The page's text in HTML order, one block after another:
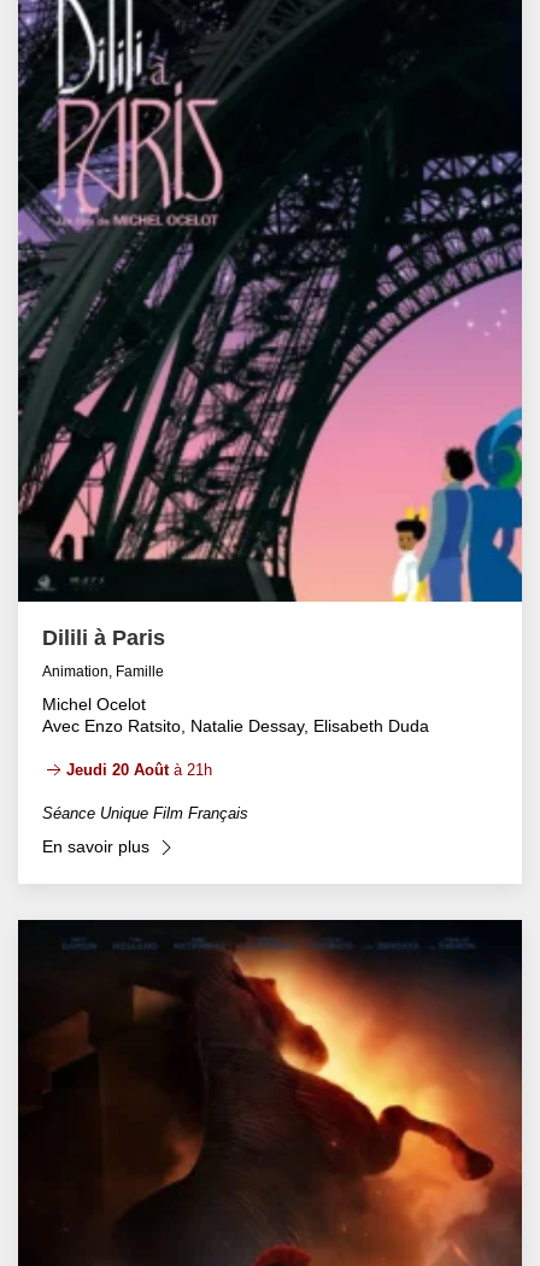
Dilili à Paris
Animation, Famille
Michel Ocelot
Avec Enzo Ratsito, Natalie Dessay, Elisabeth Duda
Jeudi 20 Aoûtà 21h
Séance Unique Film Français
En savoir plus